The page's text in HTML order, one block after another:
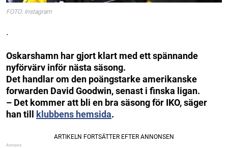
FOTO: Instagram
.
Oskarshamn har gjort klart med ett spännande
nyförvärv inför nästa säsong.
Det handlar om den poängstarke amerikanske
forwarden David Goodwin, senast i finska ligan.
– Det kommer att bli en bra säsong för IKO, säger
han till
klubbens hemsida.